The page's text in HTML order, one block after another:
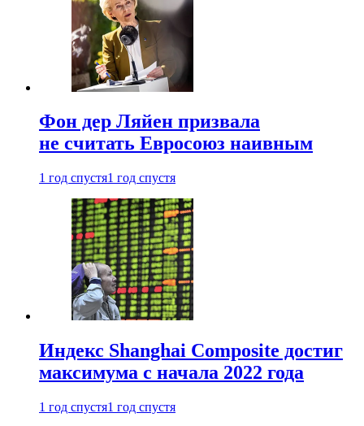
Фон дер Ляйен призвала
не считать Евросоюз наивным
1 год спустя1 год спустя
Индекс Shanghai Composite достиг
максимума с начала 2022 года
1 год спустя1 год спустя